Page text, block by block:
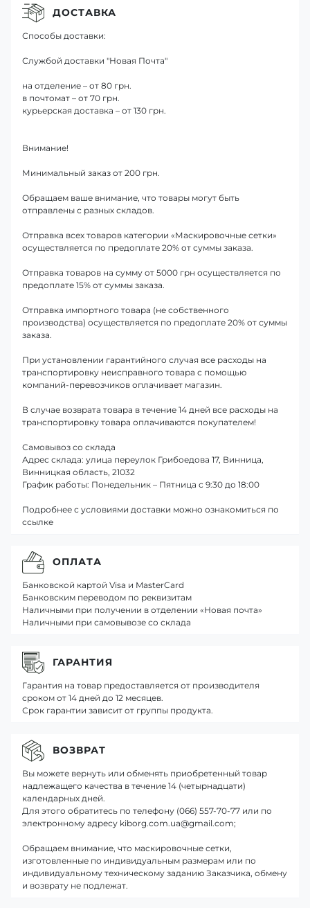
ДОСТАВКА
Способы доставки:
Службой доставки "Новая Почта"
на отделение – от 80 грн.
в почтомат – от 70 грн.
курьерская доставка – от 130 грн.
Внимание!
Минимальный заказ от 200 грн.
Обращаем ваше внимание, что товары могут быть
отправлены с разных складов.
Отправка всех товаров категории «Маскировочные сетки»
осуществляется по предоплате 20% от суммы заказа.
Отправка товаров на сумму от 5000 грн осуществляется по
предоплате 15% от суммы заказа.
Отправка импортного товара (не собственного
производства) осуществляется по предоплате 20% от суммы
заказа.
При установлении гарантийного случая все расходы на
транспортировку неисправного товара с помощью
компаний-перевозчиков оплачивает магазин.
В случае возврата товара в течение 14 дней все расходы на
транспортировку товара оплачиваются покупателем!
Самовывоз со склада
Адрес склада: улица переулок Грибоедова 17, Винница,
Винницкая область, 21032
График работы: Понедельник – Пятница с 9:30 до 18:00
Подробнее с условиями доставки можно ознакомиться по
ссылке
ОПЛАТА
Банковской картой Visa и MasterCard
Банковским переводом по реквизитам
Наличными при получении в отделении «Новая почта»
Наличными при самовывозе со склада
ГАРАНТИЯ
Гарантия на товар предоставляется от производителя
сроком от 14 дней до 12 месяцев.
Срок гарантии зависит от группы продукта.
ВОЗВРАТ
Вы можете вернуть или обменять приобретенный товар
надлежащего качества в течение 14 (четырнадцати)
календарных дней.
Для этого обратитесь по телефону (066) 557-70-77 или по
электронному адресу kiborg.com.ua@gmail.com;
Обращаем внимание, что маскировочные сетки,
изготовленные по индивидуальным размерам или по
индивидуальному техническому заданию Заказчика, обмену
и возврату не подлежат.